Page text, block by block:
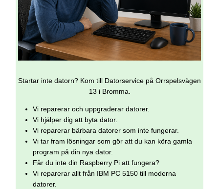
Startar inte datorn? Kom till Datorservice på Orrspelsvägen
13 i Bromma.
Vi reparerar och uppgraderar datorer.
Vi hjälper dig att byta dator.
Vi reparerar bärbara datorer som inte fungerar.
Vi tar fram lösningar som gör att du kan köra gamla
program på din nya dator.
Får du inte din Raspberry Pi att fungera?
Vi reparerar allt från IBM PC 5150 till moderna
datorer.